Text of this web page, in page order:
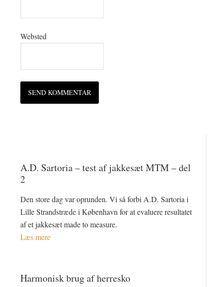
Websted
A.D. Sartoria – test af jakkesæt MTM – del
2
Den store dag var oprunden. Vi så forbi A.D. Sartoria i
Lille Strandstræde i København for at evaluere resultatet
af et jakkesæt made to measure.
Læs mere
Harmonisk brug af herresko